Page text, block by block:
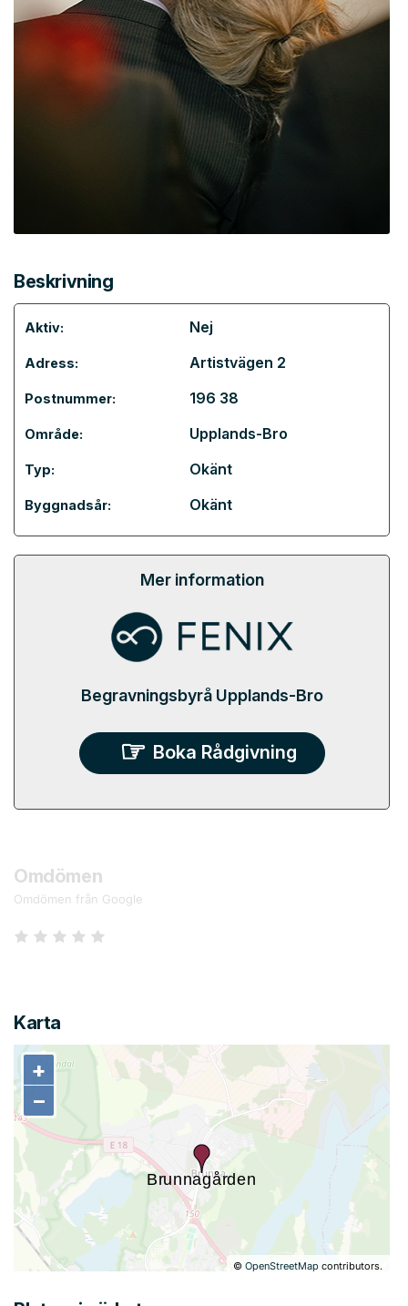
Beskrivning
Aktiv: Nej
Adress: Artistvägen 2
Postnummer: 196 38
Område: Upplands-Bro
Typ: Okänt
Byggnadsår: Okänt
Mer information
Begravningsbyrå Upplands-Bro
Boka Rådgivning
Omdömen
Omdömen från Google
Karta
+
−
©OpenStreetMap contributors.
+
−